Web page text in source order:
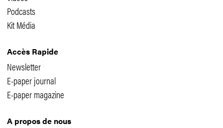
Podcasts
Kit Média
Accès Rapide
Newsletter
E-paper journal
E-paper magazine
A propos de nous